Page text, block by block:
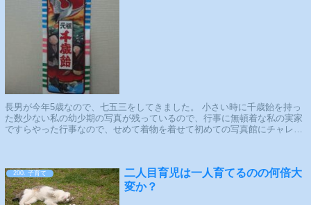
長男が今年5歳なので、七五三をしてきました。 小さい時に千歳飴を持っ
た数少ない私の幼少期の写真が残っているので、行事に無頓着な私の実家
ですらやった行事なので、せめて着物を着せて初めての写真館にチャレン
200. 子育て
二人目育児は一人育てるのの何倍大
変か？